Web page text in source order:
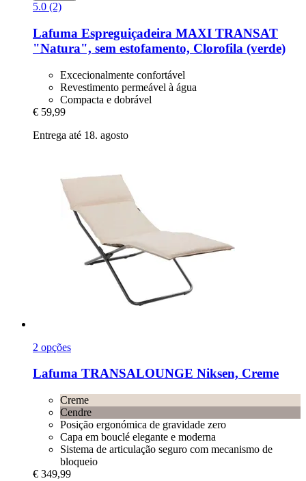
5.0 (2)
Lafuma Espreguiçadeira MAXI TRANSAT
"Natura", sem estofamento, Clorofila (verde)
Excecionalmente confortável
Revestimento permeável à água
Compacta e dobrável
€ 59,99
Entrega até 18. agosto
2 opções
Lafuma TRANSALOUNGE Niksen, Creme
Creme
Cendre
Posição ergonómica de gravidade zero
Capa em bouclé elegante e moderna
Sistema de articulação seguro com mecanismo de
bloqueio
€ 349,99